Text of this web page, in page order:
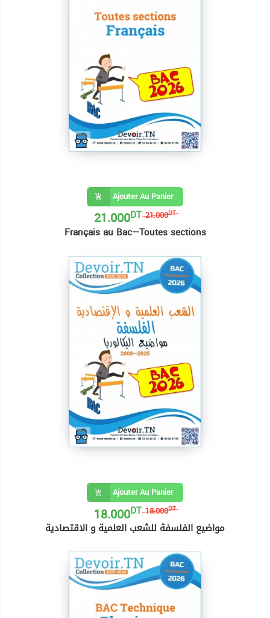
Ajouter Au Panier
21.000DT
21.000DT
Français au Bac—Toutes sections
Ajouter Au Panier
18.000DT
18.000DT
مواضيع الفلسفة للشعب العلمية و الاقتصادية